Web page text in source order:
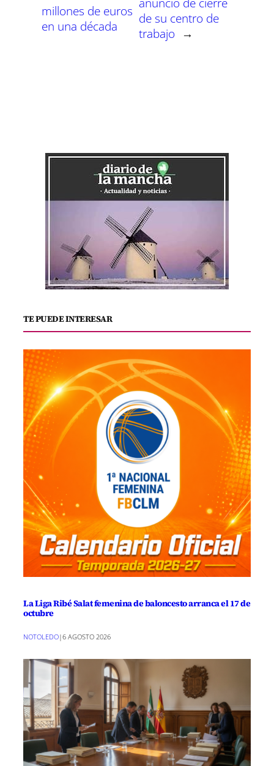
millones de euros
en una década
de su centro de
trabajo →
TE PUEDE INTERESAR
La Liga Ribé Salat femenina de baloncesto arranca el 17 de
octubre
NOTOLEDO|6 AGOSTO 2026